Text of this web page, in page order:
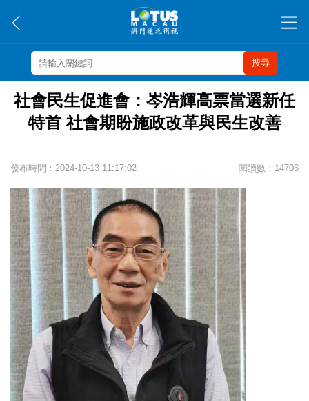
搜尋
社會民生促進會：岑浩輝高票當選新任
特首 社會期盼施政改革與民生改善
發布時間：2024-10-13 11:17:02 閱讀數：14706